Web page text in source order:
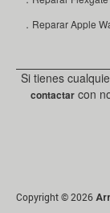
．Reparar Apple
Si tienes
contactar con
Copyright © 2026